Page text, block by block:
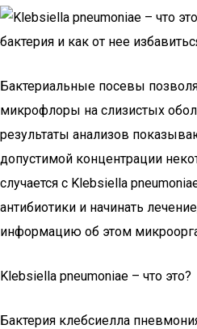
Бактериальные посевы
микрофлоры на слизистых
результаты анализов
допустимой концентрации
случается с Klebsiella
антибиотики и начинать
информацию об этом
Klebsiella pneumoniae – что это?
Бактерия клебсиелла